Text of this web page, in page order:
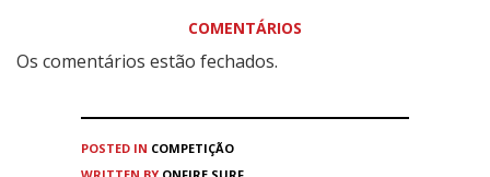
COMENTÁRIOS
Os comentários estão fechados.
POSTED IN COMPETIÇÃO